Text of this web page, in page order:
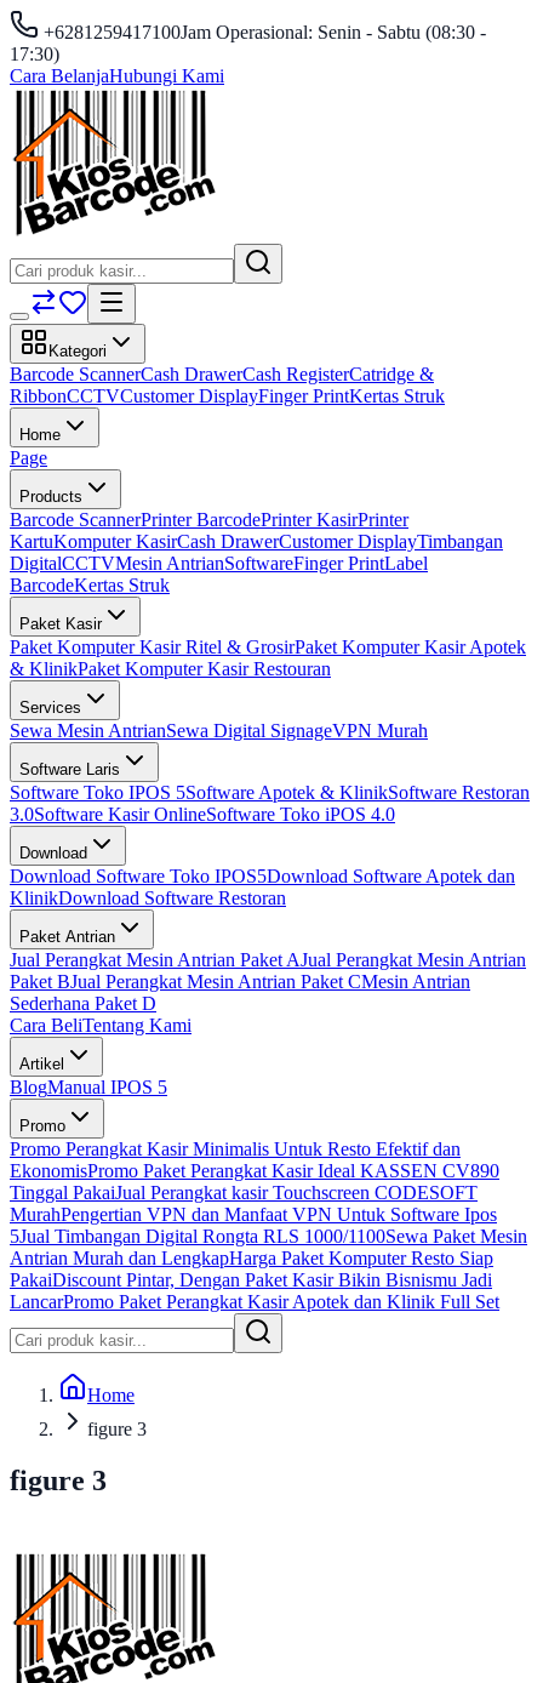
+6281259417100Jam Operasional: Senin - Sabtu (08:30 -
17:30)
Cara BelanjaHubungi Kami
Kategori
Barcode ScannerCash DrawerCash RegisterCatridge &
RibbonCCTVCustomer DisplayFinger PrintKertas Struk
Home
Page
Products
Barcode ScannerPrinter BarcodePrinter KasirPrinter
KartuKomputer KasirCash DrawerCustomer DisplayTimbangan
DigitalCCTVMesin AntrianSoftwareFinger PrintLabel
BarcodeKertas Struk
Paket Kasir
Paket Komputer Kasir Ritel & GrosirPaket Komputer Kasir Apotek
& KlinikPaket Komputer Kasir Restouran
Services
Sewa Mesin AntrianSewa Digital SignageVPN Murah
Software Laris
Software Toko IPOS 5Software Apotek & KlinikSoftware Restoran
3.0Software Kasir OnlineSoftware Toko iPOS 4.0
Download
Download Software Toko IPOS5Download Software Apotek dan
KlinikDownload Software Restoran
Paket Antrian
Jual Perangkat Mesin Antrian Paket AJual Perangkat Mesin Antrian
Paket BJual Perangkat Mesin Antrian Paket CMesin Antrian
Sederhana Paket D
Cara BeliTentang Kami
Artikel
BlogManual IPOS 5
Promo
Promo Perangkat Kasir Minimalis Untuk Resto Efektif dan
EkonomisPromo Paket Perangkat Kasir Ideal KASSEN CV890
Tinggal PakaiJual Perangkat kasir Touchscreen CODESOFT
MurahPengertian VPN dan Manfaat VPN Untuk Software Ipos
5Jual Timbangan Digital Rongta RLS 1000/1100Sewa Paket Mesin
Antrian Murah dan LengkapHarga Paket Komputer Resto Siap
PakaiDiscount Pintar, Dengan Paket Kasir Bikin Bisnismu Jadi
LancarPromo Paket Perangkat Kasir Apotek dan Klinik Full Set
Home
figure 3
figure 3